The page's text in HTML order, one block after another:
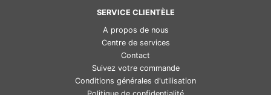
SERVICE CLIENTÈLE
A propos de nous
Centre de services
Contact
Suivez votre commande
Conditions générales d'utilisation